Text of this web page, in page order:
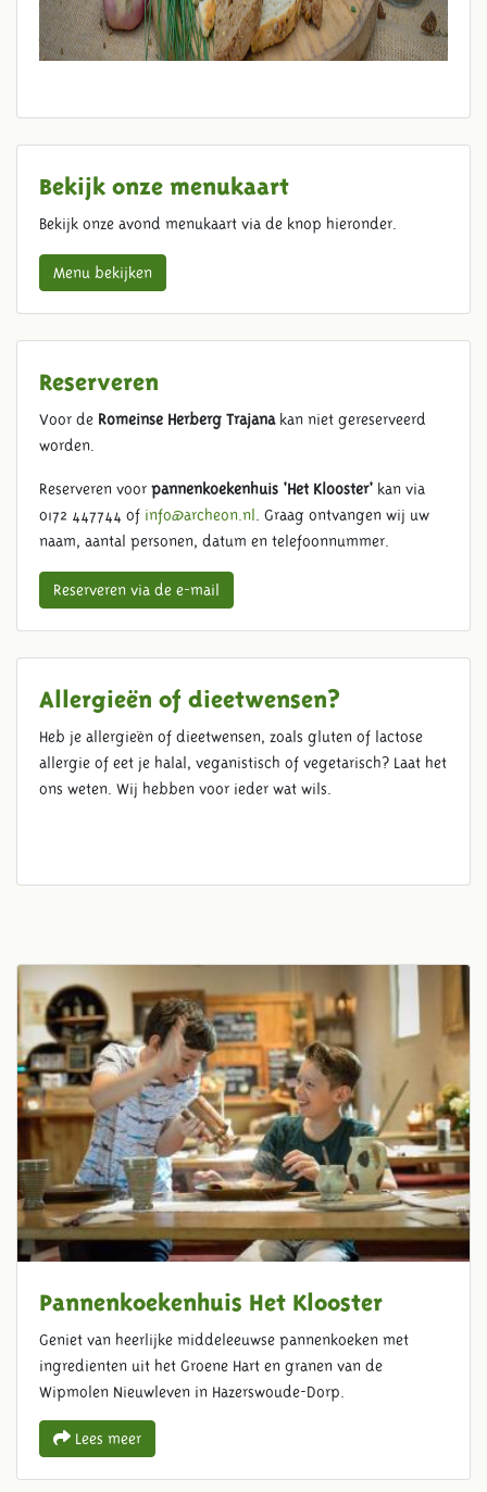
Bekijk onze menukaart
Bekijk onze avond menukaart via de knop hieronder.
Menu bekijken
Reserveren
Voor de Romeinse Herberg Trajanakan niet gereserveerd
worden.
Reserveren voor pannenkoekenhuis 'Het Klooster' kan via
0172 447744 of info@archeon.nl
. Graag ontvangen wij uw
naam, aantal personen, datum en telefoonnummer.
Reserveren via de e-mail
Allergieën of dieetwensen?
Heb je allergieën of dieetwensen, zoals gluten of lactose
allergie of eet je halal, veganistisch of vegetarisch? Laat het
ons weten. Wij hebben voor ieder wat wils.
Pannenkoekenhuis Het Klooster
Geniet van heerlijke middeleeuwse pannenkoeken met
ingredienten uit het Groene Hart en granen van de
Wipmolen Nieuwleven in Hazerswoude-Dorp.
Lees meer